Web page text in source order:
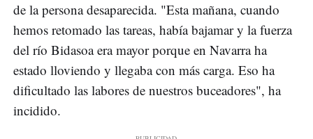
de la persona desaparecida. "Esta mañana, cuando
hemos retomado las tareas, había bajamar y la fuerza
del río Bidasoa era mayor porque en Navarra ha
estado lloviendo y llegaba con más carga. Eso ha
dificultado las labores de nuestros buceadores", ha
incidido.